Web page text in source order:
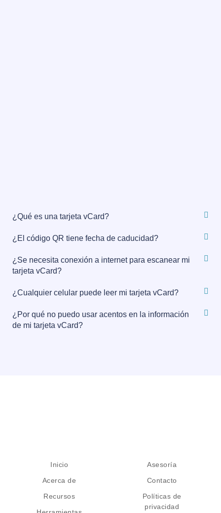
¿Qué es una tarjeta vCard?
¿El código QR tiene fecha de caducidad?
¿Se necesita conexión a internet para escanear mi
tarjeta vCard?
¿Cualquier celular puede leer mi tarjeta vCard?
¿Por qué no puedo usar acentos en la información
de mi tarjeta vCard?
Inicio
Acerca de
Recursos
Asesoría
Contacto
Políticas de
privacidad